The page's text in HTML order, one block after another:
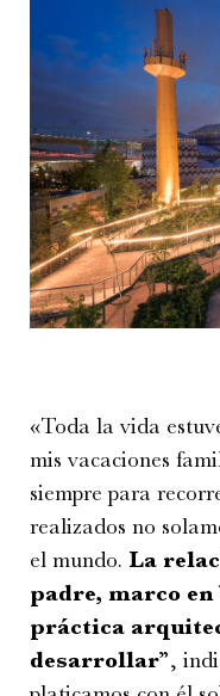
«Toda la vida
mis vacaciones
siempre para
realizados no
el mundo. La
padre, marco
práctica
desarrollar”,